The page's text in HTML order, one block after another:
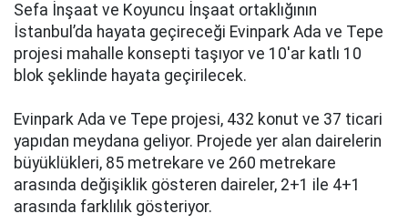
Sefa İnşaat ve Koyuncu İnşaat ortaklığının
İstanbul’da hayata geçireceği Evinpark Ada ve Tepe
projesi mahalle konsepti taşıyor ve 10'ar katlı 10
blok şeklinde hayata geçirilecek.
Evinpark Ada ve Tepe projesi, 432 konut ve 37 ticari
yapıdan meydana geliyor. Projede yer alan dairelerin
büyüklükleri, 85 metrekare ve 260 metrekare
arasında değişiklik gösteren daireler, 2+1 ile 4+1
arasında farklılık gösteriyor.